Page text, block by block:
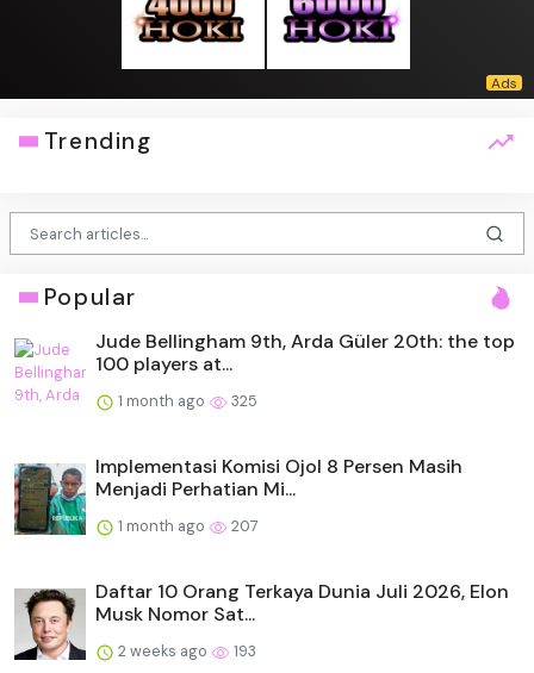
Trending
Popular
Jude Bellingham 9th, Arda Güler 20th: the top
100 players at...
1 month ago 325
Implementasi Komisi Ojol 8 Persen Masih
Menjadi Perhatian Mi...
1 month ago 207
Daftar 10 Orang Terkaya Dunia Juli 2026, Elon
Musk Nomor Sat...
2 weeks ago 193